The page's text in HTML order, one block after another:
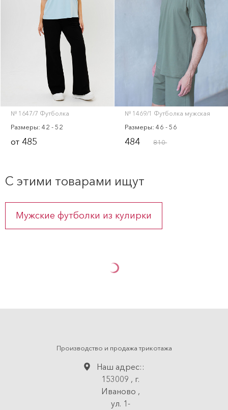
№ 1647/7 Футболка
Размеры: 42 - 52
от485
№ 1469/1 Футболка мужская
Размеры: 46 - 56
484 810
С этими товарами ищут
Мужские футболки из кулирки
Производство и продажа трикотажа
Наш адрес::
153009 , г.
Иваново ,
ул. 1-